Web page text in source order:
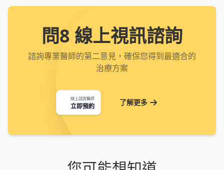
問8 線上視訊諮詢
諮詢專業醫師的第二意見，確保您得到最適合的
治療方案
線上諮詢醫師
立即預約 了解更多